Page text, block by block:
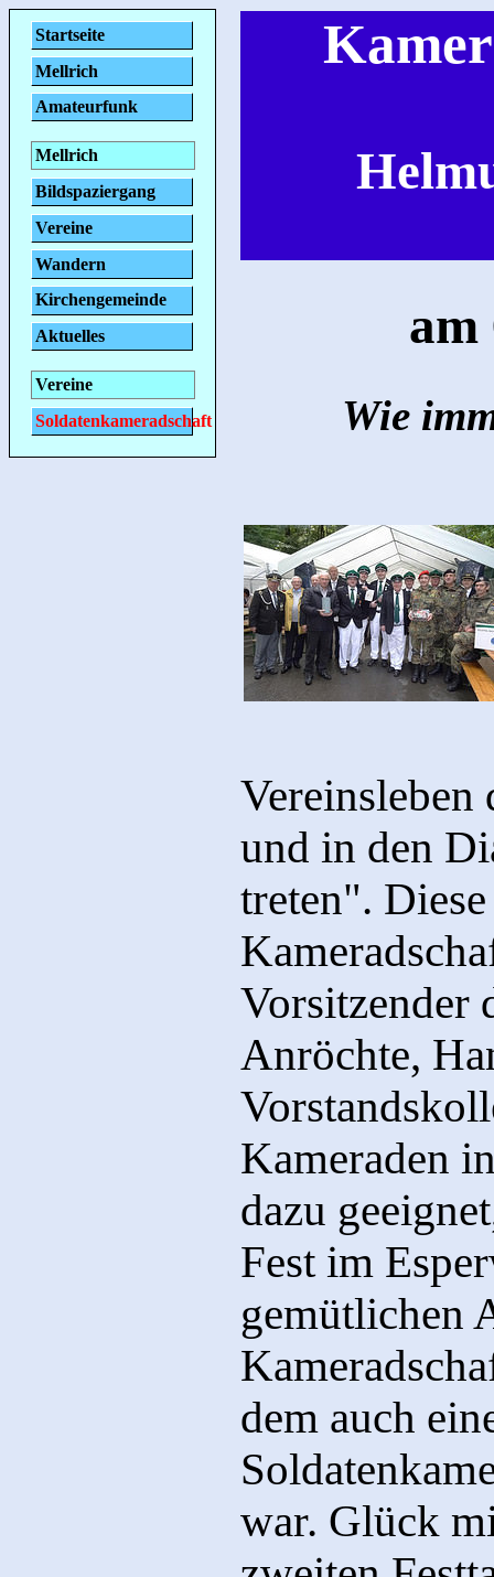
Startseite
Mellrich
Amateurfunk
Mellrich
Bildspaziergang
Vereine
Wandern
Kirchengemeinde
Aktuelles
Vereine
Soldatenkameradschaft
am
Wie
Vereinsleben
und in den
treten".
Vorsitzender
Anröchte,
Kameraden
dazu
Fest im
gemütlichen
dem auch
war. Glück